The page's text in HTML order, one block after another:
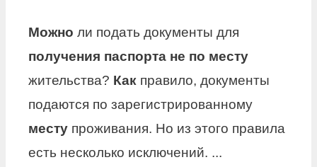
Можно ли подать документы для
получения паспорта не по месту
жительства? Как правило, документы
подаются по зарегистрированному
месту проживания. Но из этого правила
есть несколько исключений. ...